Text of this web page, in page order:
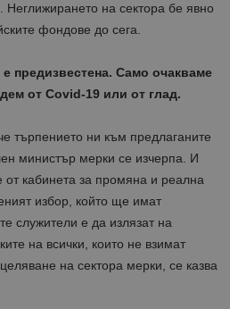
Неглижирането на сектора бе явно
фондове до сега.
предизвестена. Само очакваме
от Covid-19 или от глад.
търпението ни към предлаганите
министър мерки се изчерпа. И
кабинета за промяна и реална
избор, който ще имат
служители е да излязат на
на всички, които не взимат
на сектора мерки, се казва